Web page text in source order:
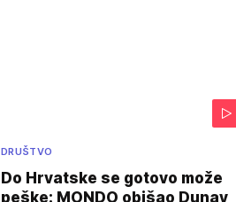
DRUŠTVO
Do Hrvatske se gotovo može
peške: MONDO obišao Dunav